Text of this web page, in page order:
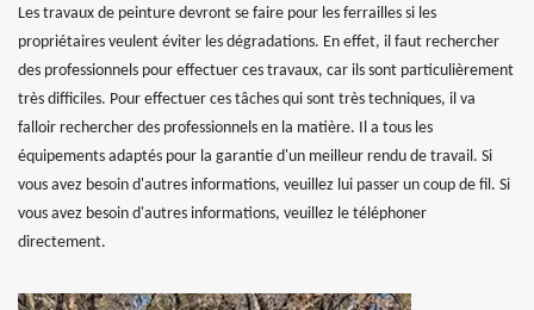
Les travaux de peinture devront se faire pour les ferrailles si les
propriétaires veulent éviter les dégradations. En effet, il faut rechercher
des professionnels pour effectuer ces travaux, car ils sont particulièrement
très difficiles. Pour effectuer ces tâches qui sont très techniques, il va
falloir rechercher des professionnels en la matière. Il a tous les
équipements adaptés pour la garantie d'un meilleur rendu de travail. Si
vous avez besoin d'autres informations, veuillez lui passer un coup de fil. Si
vous avez besoin d'autres informations, veuillez le téléphoner
directement.